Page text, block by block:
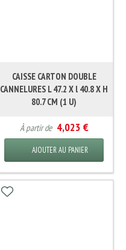
CAISSE CARTON DOUBLE
CANNELURES L 47.2 X l 40.8 X H
80.7 CM (1 U)
À partir de 4,023 €
AJOUTER AU PANIER